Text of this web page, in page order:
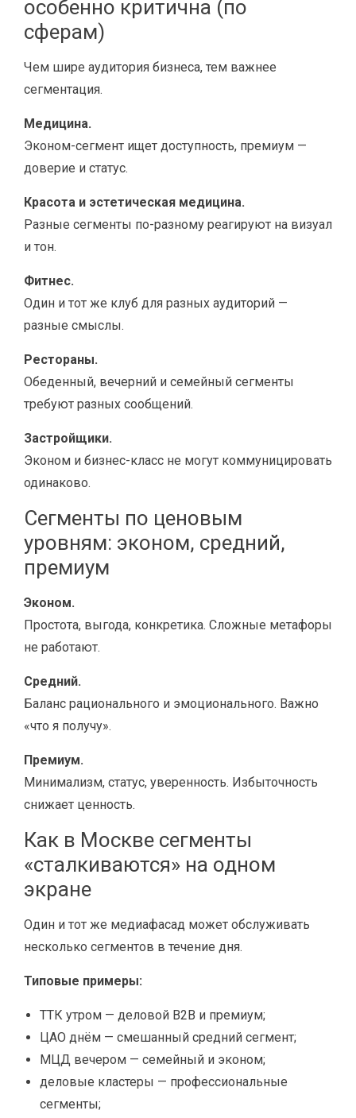
особенно критична (по
сферам)
Чем шире аудитория бизнеса, тем важнее
сегментация.
Медицина.
Эконом-сегмент ищет доступность, премиум —
доверие и статус.
Красота и эстетическая медицина.
Разные сегменты по-разному реагируют на визуал
и тон.
Фитнес.
Один и тот же клуб для разных аудиторий —
разные смыслы.
Рестораны.
Обеденный, вечерний и семейный сегменты
требуют разных сообщений.
Застройщики.
Эконом и бизнес-класс не могут коммуницировать
одинаково.
Сегменты по ценовым
уровням: эконом, средний,
премиум
Эконом.
Простота, выгода, конкретика. Сложные метафоры
не работают.
Средний.
Баланс рационального и эмоционального. Важно
«что я получу».
Премиум.
Минимализм, статус, уверенность. Избыточность
снижает ценность.
Как в Москве сегменты
«сталкиваются» на одном
экране
Один и тот же медиафасад может обслуживать
несколько сегментов в течение дня.
Типовые примеры:
ТТК утром — деловой B2B и премиум;
ЦАО днём — смешанный средний сегмент;
МЦД вечером — семейный и эконом;
деловые кластеры — профессиональные
сегменты;